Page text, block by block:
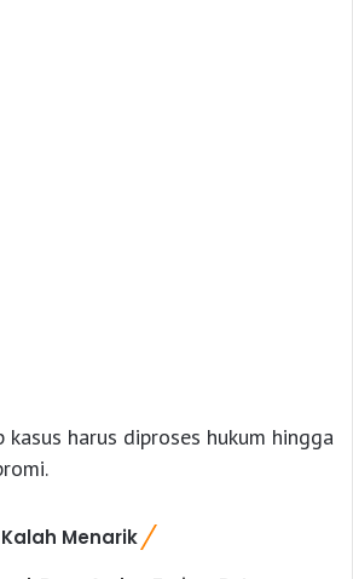
kasus harus diproses hukum hingga
Menarik